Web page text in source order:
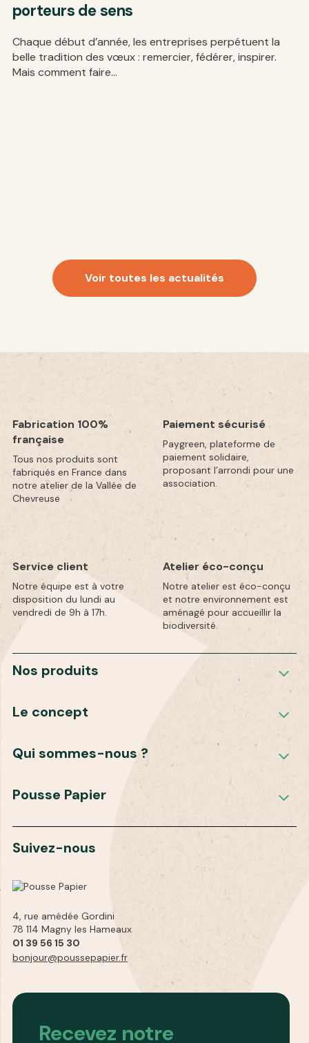
porteurs de sens
Chaque début d’année, les entreprises perpétuent la
belle tradition des vœux : remercier, fédérer, inspirer.
Mais comment faire...
Voir toutes les actualités
Fabrication 100%
française
Tous nos produits sont
fabriqués en France dans
notre atelier de la Vallée de
Chevreuse
Paiement sécurisé
Paygreen, plateforme de
paiement solidaire,
proposant l’arrondi pour une
association.
Service client
Notre équipe est à votre
disposition du lundi au
vendredi de 9h à 17h.
Atelier éco-conçu
Notre atelier est éco-conçu
et notre environnement est
aménagé pour accueillir la
biodiversité.
4, rue amédée Gordini
78 114 Magny les Hameaux
01 39 56 15 30
bonjour@poussepapier.fr
Recevez notre
Nos produits
Le concept
Qui sommes-nous ?
Pousse Papier
Suivez-nous